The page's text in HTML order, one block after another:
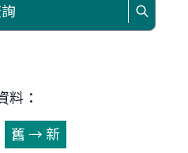
料：
舊 → 新